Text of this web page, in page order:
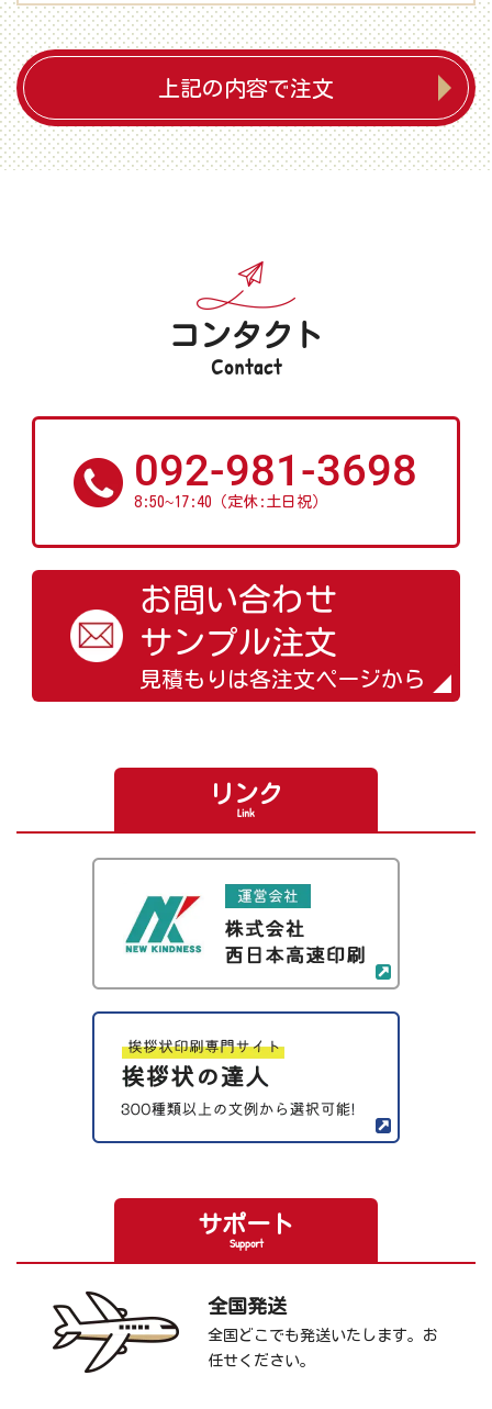
上記の内容で注文
コンタクト
Contact
092-981-3698
8:50~17:40（定休:土日祝）
お問い合わせ
サンプル注文
見積もりは各注文ページから
リンク
Link
サポート
Support
全国発送
全国どこでも発送いたします。お
任せください。